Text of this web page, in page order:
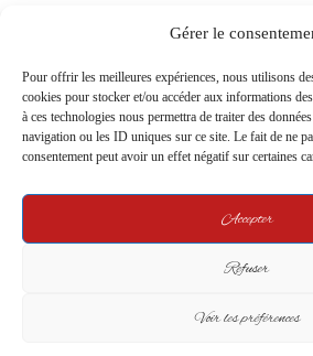
Gérer le
Pour offrir les meilleures expériences, nous utilisons
cookies pour stocker et/ou accéder aux informations
à ces technologies nous permettra de traiter des
navigation ou les ID uniques sur ce site. Le fait de ne
consentement peut avoir un effet négatif sur certaines
Accepter
Refuser
Voir les préférences
Scènes
Militaire
30